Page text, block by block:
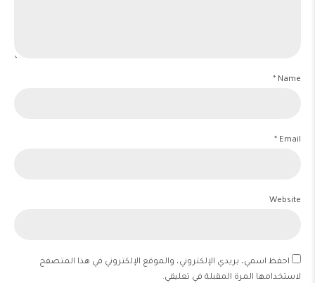
Name *
Email *
Website
احفظ اسمي، بريدي الإلكتروني، والموقع الإلكتروني في هذا المتصفح
لاستخدامها المرة المقبلة في تعليقي.